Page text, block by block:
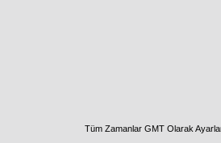
Tüm Zamanlar GMT Olarak